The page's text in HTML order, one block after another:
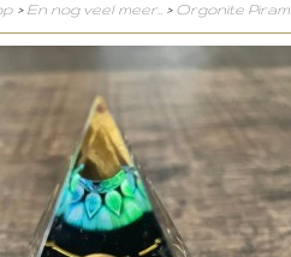
> En nog veel meer.. > Orgonite